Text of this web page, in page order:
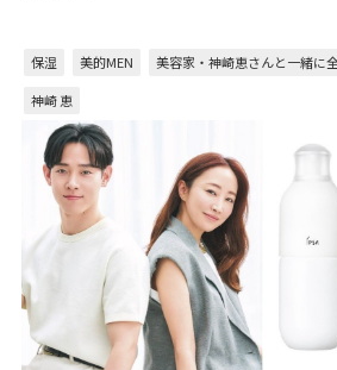
保湿 美的MEN
美容家・神崎恵さんと一緒に
神崎 恵